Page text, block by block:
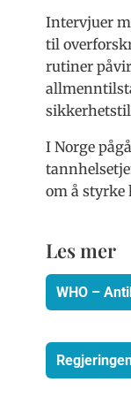
Intervjuer
til
rutiner
I Norge
om å styrke
Les mer
WHO –